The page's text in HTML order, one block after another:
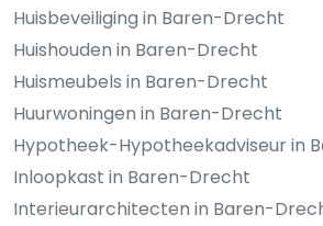
Huisbeveiliging in Baren-Drecht
Huishouden in Baren-Drecht
Huismeubels in Baren-Drecht
Huurwoningen in Baren-Drecht
Hypotheek-Hypotheekadviseur in
Inloopkast in Baren-Drecht
Interieurarchitecten in Baren-